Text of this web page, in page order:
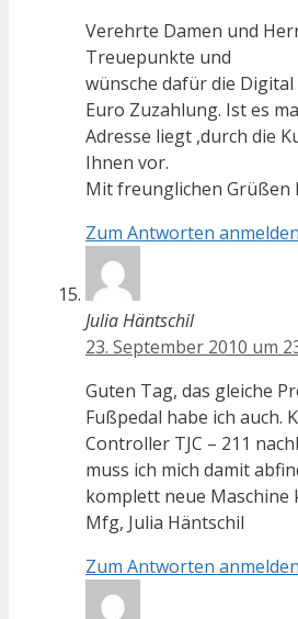
Verehrte Damen und
Treuepunkte und
wünsche dafür die Digital
Euro Zuzahlung. Ist es
Adresse liegt ,durch die
Ihnen vor.
Mit freunglichen Grüßen
Zum Antworten anmelden
Julia Häntschil
23. September 2010 um
Guten Tag, das gleiche
Fußpedal habe ich auch.
Controller TJC – 211
muss ich mich damit
komplett neue Maschine
Mfg, Julia Häntschil
Zum Antworten anmelden